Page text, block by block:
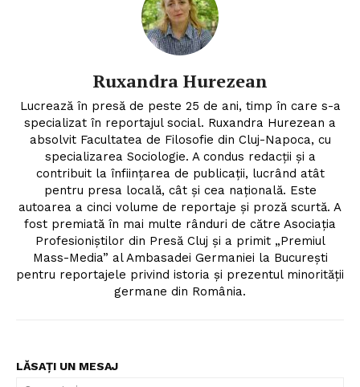
Ruxandra Hurezean
Lucrează în presă de peste 25 de ani, timp în care s-a
specializat în reportajul social. Ruxandra Hurezean a
absolvit Facultatea de Filosofie din Cluj-Napoca, cu
specializarea Sociologie. A condus redacții și a
contribuit la înființarea de publicații, lucrând atât
pentru presa locală, cât și cea națională. Este
autoarea a cinci volume de reportaje și proză scurtă. A
fost premiată în mai multe rânduri de către Asociația
Profesioniștilor din Presă Cluj și a primit „Premiul
Mass-Media” al Ambasadei Germaniei la București
pentru reportajele privind istoria și prezentul minorității
germane din România.
LĂSAȚI UN MESAJ